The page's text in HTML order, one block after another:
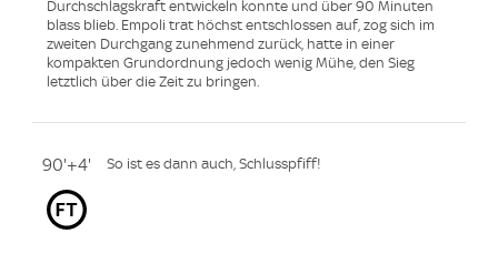
Durchschlagskraft entwickeln konnte und über 90 Minuten
blass blieb. Empoli trat höchst entschlossen auf, zog sich im
zweiten Durchgang zunehmend zurück, hatte in einer
kompakten Grundordnung jedoch wenig Mühe, den Sieg
letztlich über die Zeit zu bringen.
90'+4' So ist es dann auch, Schlusspfiff!